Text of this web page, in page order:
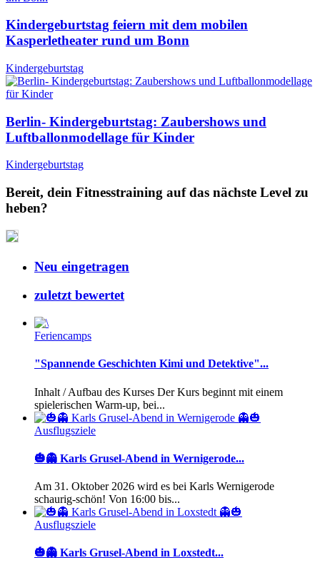
Kindergeburtstag feiern mit dem mobilen
Kasperletheater rund um Bonn
Kindergeburtstag
Berlin- Kindergeburtstag: Zaubershows und
Luftballonmodellage für Kinder
Kindergeburtstag
Bereit, dein Fitnesstraining auf das nächste Level zu
heben?
Neu eingetragen
zuletzt bewertet
Feriencamps
"Spannende Geschichten Kimi und Detektive"...
Inhalt / Aufbau des Kurses Der Kurs beginnt mit einem
spielerischen Warm-up, bei...
Ausflugsziele
🎃👻 Karls Grusel-Abend in Wernigerode...
Am 31. Oktober 2026 wird es bei Karls Wernigerode
schaurig-schön! Von 16:00 bis...
Ausflugsziele
🎃👻 Karls Grusel-Abend in Loxstedt...